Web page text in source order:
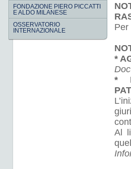
FONDAZIONE PIERO PICCATTI
E ALDO MILANESE
OSSERVATORIO
INTERNAZIONALE
*
*
Al